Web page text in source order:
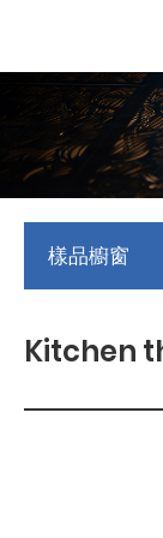
樣品櫥窗
Kitchen